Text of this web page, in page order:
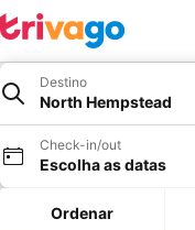
Destino
North Hempstead
Check-in/out
Escolha as datas
Ordenar